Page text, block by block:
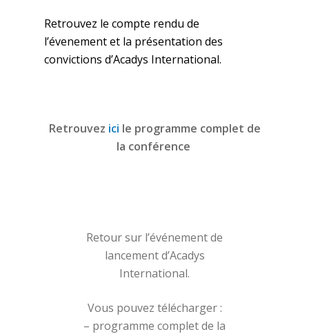
Retrouvez le compte rendu de
l’évenement et la présentation des
convictions d’Acadys International.
Retrouvez ici le programme complet de
la conférence
Retour sur l’événement de
lancement d’Acadys
International.
Vous pouvez télécharger :
– programme complet de la